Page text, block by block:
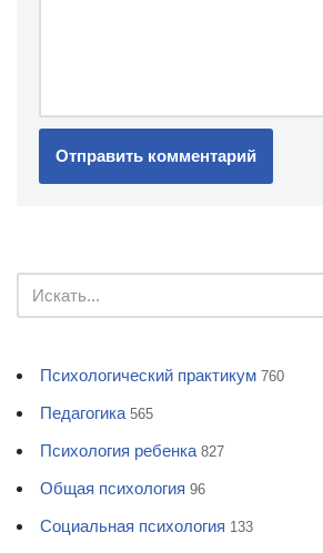
Психологический практикум 760
Педагогика 565
Психология ребенка 827
Общая психология 96
Социальная психология 133